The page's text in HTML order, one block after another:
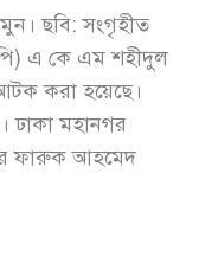
ছবি: সংগৃহীত
এ কে এম শহীদুল
করা হয়েছে।
ঢাকা মহানগর
ফারুক আহমেদ